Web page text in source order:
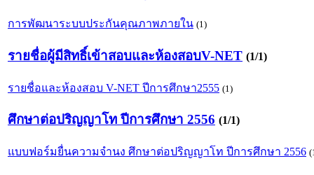
การพัฒนาระบบประกันคุณภาพภายใน (1)
รายชื่อผู้มีสิทธิ์เข้าสอบและห้องสอบV-NET (1/1)
รายชื่อและห้องสอบ V-NET ปีการศึกษา2555 (1)
ศึกษาต่อปริญญาโท ปีการศึกษา 2556 (1/1)
แบบฟอร์มยื่นความจำนง ศึกษาต่อปริญญาโท ปีการศึกษา 2556